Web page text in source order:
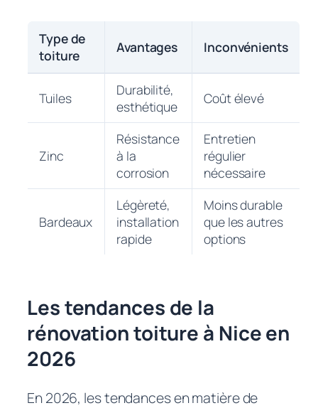
Type de
toiture
Avantages Inconvénients
Tuiles
Durabilité,
esthétique
Coût élevé
Zinc
Résistance
à la
corrosion
Entretien
régulier
nécessaire
Bardeaux
Légèreté,
installation
rapide
Moins durable
que les autres
options
Les tendances de la
rénovation toiture à Nice en
2026
En 2026, les tendances en matière de